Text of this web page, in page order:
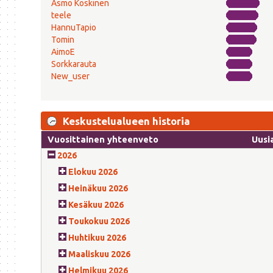
Asmo Koskinen
teele
HannuTapio
Tomin
AimoE
Sorkkarauta
New_user
Keskustelualueen historia
Vuosittainen yhteenveto
2026
Elokuu 2026
Heinäkuu 2026
Kesäkuu 2026
Toukokuu 2026
Huhtikuu 2026
Maaliskuu 2026
Helmikuu 2026